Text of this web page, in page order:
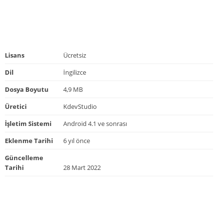
Lisans
Ücretsiz
Dil
İngilizce
Dosya Boyutu
4,9 MB
Üretici
KdevStudio
İşletim Sistemi
Android 4.1 ve sonrası
Eklenme Tarihi
6 yıl önce
Güncelleme
Tarihi
28 Mart 2022